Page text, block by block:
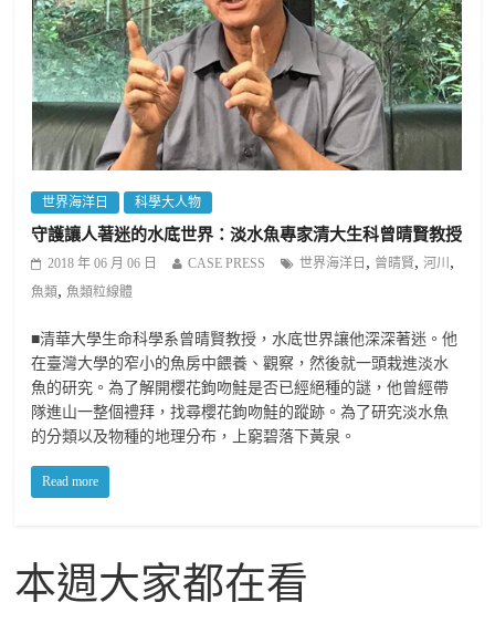
世界海洋日 科學大人物
守護讓人著迷的水底世界：淡水魚專家清大生科曾晴賢教授
2018 年 06 月 06 日 CASE PRESS 世界海洋日 , 曾晴賢,河川 ,
魚類, 魚類粒線體
■清華大學生命科學系曾晴賢教授，水底世界讓他深深著迷。他
在臺灣大學的窄小的魚房中餵養、觀察，然後就一頭栽進淡水
魚的研究。為了解開櫻花鉤吻鮭是否已經絕種的謎，他曾經帶
隊進山一整個禮拜，找尋櫻花鉤吻鮭的蹤跡。為了研究淡水魚
的分類以及物種的地理分布，上窮碧落下黃泉。
Read more
本週大家都在看